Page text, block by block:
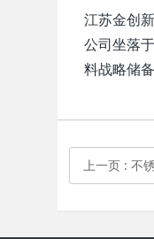
江苏金创
公司坐落
料战略储备
上一页 : 不